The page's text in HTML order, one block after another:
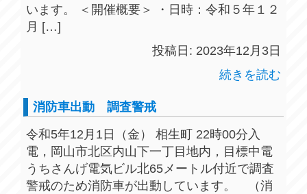
います。 ＜開催概要＞ ・日時：令和５年１２
月 […]
投稿日: 2023年12月3日
続きを読む
消防車出動 調査警戒
令和5年12月1日（金） 相生町 22時00分入
電，岡山市北区内山下一丁目地内，目標中電
うちさんげ電気ビル北65メートル付近で調査
警戒のため消防車が出動しています。 （消